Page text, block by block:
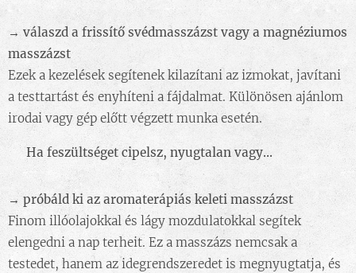
→ válaszd a frissítő svédmasszázst vagy a magnéziumos
masszázst
Ezek a kezelések segítenek kilazítani az izmokat, javítani
a testtartást és enyhíteni a fájdalmat. Különösen ajánlom
irodai vagy gép előtt végzett munka esetén.
🌸 Ha feszültséget cipelsz, nyugtalan vagy...
→ próbáld ki az aromaterápiás keleti masszázst
Finom illóolajokkal és lágy mozdulatokkal segítek
elengedni a nap terheit. Ez a masszázs nemcsak a
testedet, hanem az idegrendszeredet is megnyugtatja, és